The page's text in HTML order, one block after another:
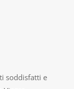
soddisfatti e